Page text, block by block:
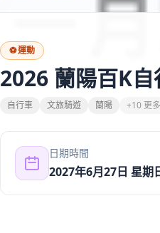
⚽運動
2026 蘭陽百K
自行車 文旅騎遊 蘭陽 +10 更多
日期時間
2027年6月27日 星期